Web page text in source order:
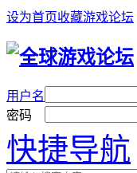
设为首页收藏游戏论坛
用户名
密码
快捷导航